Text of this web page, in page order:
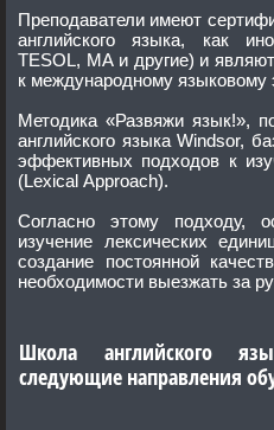
Преподаватели имеют сертификаты на право
английского языка, как
TESOL, MA и другие) и являются экспертами по подготовке
Методика «Развяжи язык!»,
английского языка Windsor, базируется на одном из самых
эффективных подходов к изучению
(Lexical Approach).
Согласно этому подходу,
изучение лексических единиц (а не отдельных
создание постоянной
необходимости выезжать за
Школа английского
следующие направления